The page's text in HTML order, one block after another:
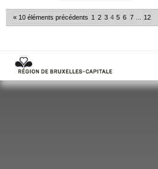
« 10 éléments précédents 1 2 3 4 5 6 7 12